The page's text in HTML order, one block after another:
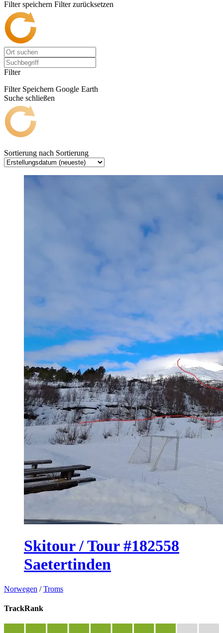
Filter speichern Filter zurücksetzen
Filter
Filter Speichern Google Earth
Suche schließen
Sortierung nach Sortierung
Skitour / Tour #182558
Saetertinden
Norwegen /Troms
TrackRank